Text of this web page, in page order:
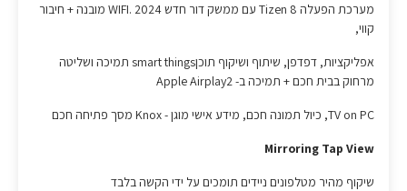
מערכת הפעלה 8 Tizen עם ממשק דור חדש 2024 .WIFI מובנה + חיבור
קווי,
אפליקציות, דפדפן, שיתוף ושיקוף תוכןsmart things תמיכה ושליטה
מרחוק בבית חכם + תמיכה ב- Apple Airplay2
TV on PC, כיול תמונה חכם, מידע אישי מוגן - Knox מסך פתיחה חכם
Mirroring Tap View
שיקוף מהיר מטלפונים ניידים תומכים על ידי הקשה בלבד